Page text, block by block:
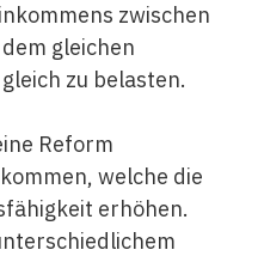
zwischen
gleichen
zu belasten.
Reform
welche die
erhöhen.